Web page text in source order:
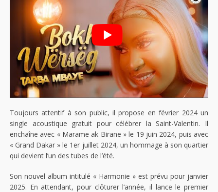
Toujours attentif à son public, il propose en février 2024 un
single acoustique gratuit pour célébrer la Saint-Valentin. Il
enchaîne avec « Marame ak Birane » le 19 juin 2024, puis avec
« Grand Dakar » le 1er juillet 2024, un hommage à son quartier
qui devient l’un des tubes de l’été.
Son nouvel album intitulé « Harmonie » est prévu pour janvier
2025. En attendant, pour clôturer l’année, il lance le premier